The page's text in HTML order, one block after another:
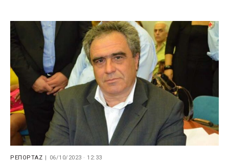
ΡΕΠΟΡΤΑΖ 06/10/2023 · 12:33